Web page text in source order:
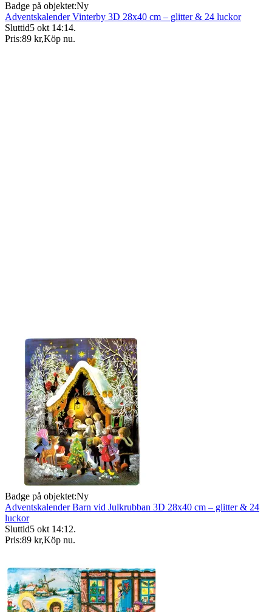
Badge på objektet:Ny
Adventskalender Vinterby 3D 28x40 cm – glitter & 24 luckor
Sluttid5 okt 14:14.
Pris:89 kr,Köp nu.
Badge på objektet:Ny
Adventskalender Barn vid Julkrubban 3D 28x40 cm – glitter & 24
luckor
Sluttid5 okt 14:12.
Pris:89 kr,Köp nu.